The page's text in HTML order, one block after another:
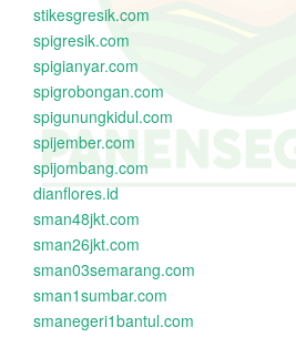
stikesgresik.com
spigresik.com
spigianyar.com
spigrobongan.com
spigunungkidul.com
spijember.com
spijombang.com
dianflores.id
sman48jkt.com
sman26jkt.com
sman03semarang.com
sman1sumbar.com
smanegeri1bantul.com